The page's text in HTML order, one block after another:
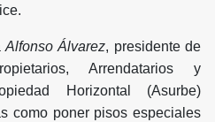
Alfonso Álvarez, presidente de
Arrendatarios y
Horizontal (Asurbe)
como poner pisos especiales